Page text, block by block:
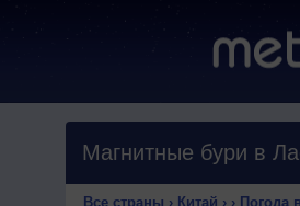
Магнитные бури в
Все страны › Китай › › Погода